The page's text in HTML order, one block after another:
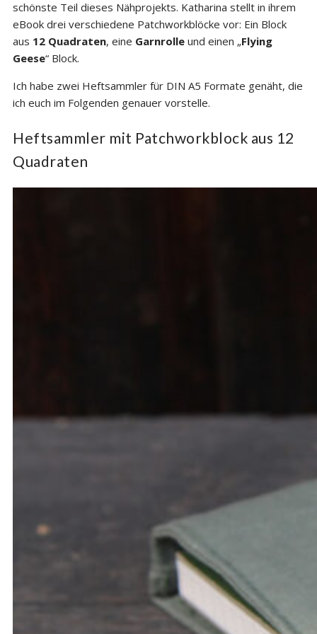
schönste Teil dieses Nähprojekts. Katharina stellt in ihrem
eBook drei verschiedene Patchworkblöcke vor: Ein Block
aus 12 Quadraten, eine Garnrolle und einen „Flying
Geese“ Block.
Ich habe zwei Heftsammler für DIN A5 Formate genäht, die
ich euch im Folgenden genauer vorstelle.
Heftsammler mit Patchworkblock aus 12
Quadraten